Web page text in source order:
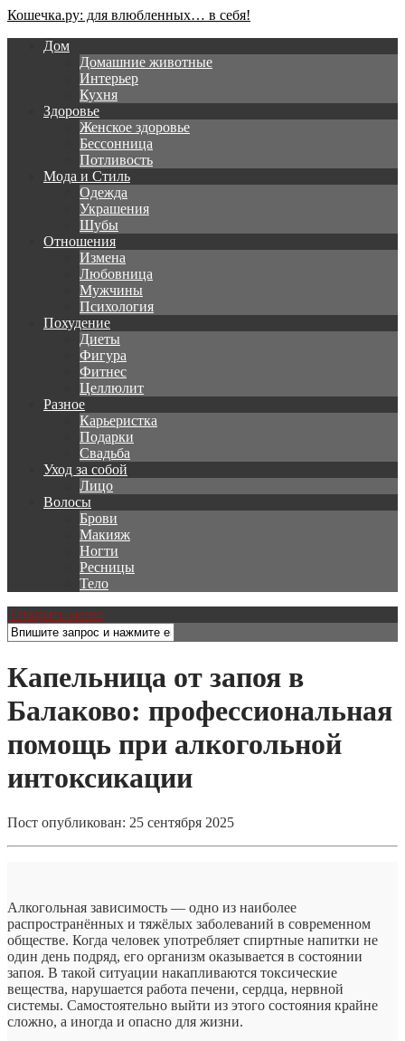
Кошечка.ру: для влюбленных… в себя!
Дом
Домашние животные
Интерьер
Кухня
Здоровье
Женское здоровье
Бессонница
Потливость
Мода и Стиль
Одежда
Украшения
Шубы
Отношения
Измена
Любовница
Мужчины
Психология
Похудение
Диеты
Фигура
Фитнес
Целлюлит
Разное
Карьеристка
Подарки
Свадьба
Уход за собой
Лицо
Волосы
Брови
Макияж
Ногти
Ресницы
Тело
Открыть меню
Капельница от запоя в
Балаково: профессиональная
помощь при алкогольной
интоксикации
Пост опубликован: 25 сентября 2025
Алкогольная зависимость — одно из наиболее
распространённых и тяжёлых заболеваний в современном
обществе. Когда человек употребляет спиртные напитки не
один день подряд, его организм оказывается в состоянии
запоя. В такой ситуации накапливаются токсические
вещества, нарушается работа печени, сердца, нервной
системы. Самостоятельно выйти из этого состояния крайне
сложно, а иногда и опасно для жизни.